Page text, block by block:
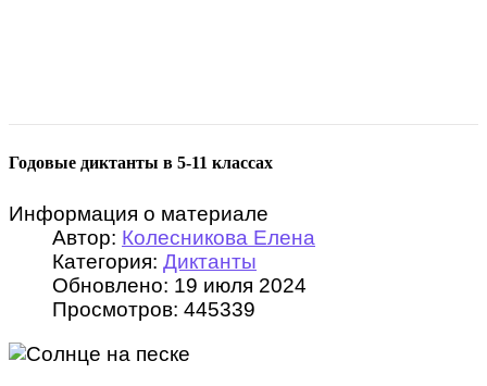
Годовые диктанты в 5-11 классах
Информация о материале
Автор: Колесникова Елена
Категория: Диктанты
Обновлено: 19 июля 2024
Просмотров: 445339